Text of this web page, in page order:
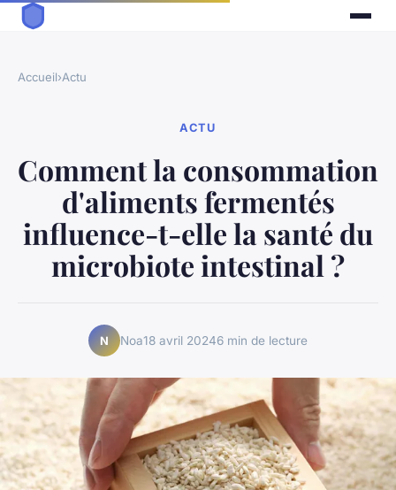
Accueil›Actu
ACTU
Comment la consommation
d'aliments fermentés
influence-t-elle la santé du
microbiote intestinal ?
N Noa18 avril 20246 min de lecture